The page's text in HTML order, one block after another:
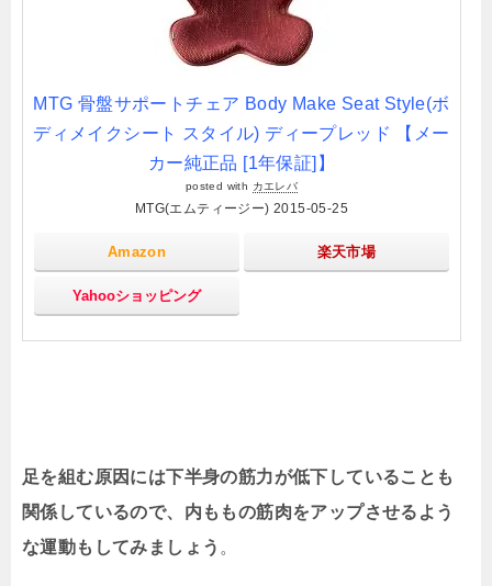
MTG 骨盤サポートチェア Body Make Seat Style(ボ
ディメイクシート スタイル) ディープレッド 【メー
カー純正品 [1年保証]】
posted with カエレバ
MTG(エムティージー) 2015-05-25
Amazon 楽天市場
Yahooショッピング
足を組む原因には下半身の筋力が低下していることも
関係しているので、内ももの筋肉をアップさせるよう
な運動もしてみましょう 。